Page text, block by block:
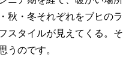
秋・冬それぞれをブヒの
スタイルが見えてくる。
うのです。